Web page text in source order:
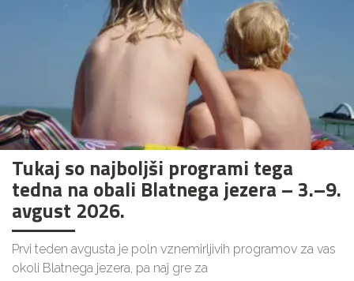
Tukaj so najboljši programi tega
tedna na obali Blatnega jezera – 3.–9.
avgust 2026.
Prvi teden avgusta je poln vznemirljivih programov za vas
okoli Blatnega jezera, pa naj gre za